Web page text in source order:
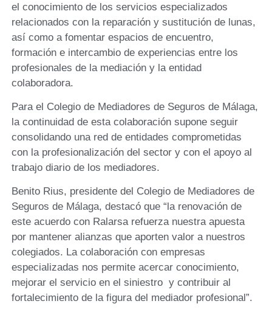
el conocimiento de los servicios especializados
relacionados con la reparación y sustitución de lunas,
así como a fomentar espacios de encuentro,
formación e intercambio de experiencias entre los
profesionales de la mediación y la entidad
colaboradora.
Para el Colegio de Mediadores de Seguros de Málaga,
la continuidad de esta colaboración supone seguir
consolidando una red de entidades comprometidas
con la profesionalización del sector y con el apoyo al
trabajo diario de los mediadores.
Benito Rius, presidente del Colegio de Mediadores de
Seguros de Málaga, destacó que “la renovación de
este acuerdo con Ralarsa refuerza nuestra apuesta
por mantener alianzas que aporten valor a nuestros
colegiados. La colaboración con empresas
especializadas nos permite acercar conocimiento,
mejorar el servicio en el siniestro y contribuir al
fortalecimiento de la figura del mediador profesional”.